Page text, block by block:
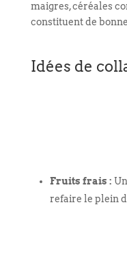
maigres, céréales
constituent de
Idées de
Fruits frais :
refaire le plein